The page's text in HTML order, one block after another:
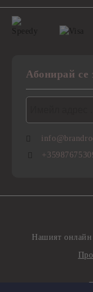
Абонирай
Нашият онлайн